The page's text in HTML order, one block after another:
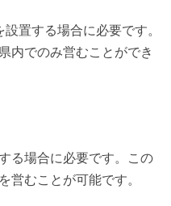
置する場合に必要です。
内でのみ営むことができ
る場合に必要です。この
営むことが可能です。